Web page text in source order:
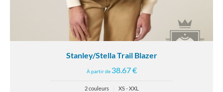
Stanley/Stella Trail Blazer
À partir de 38.67 €
2 couleurs XS - XXL